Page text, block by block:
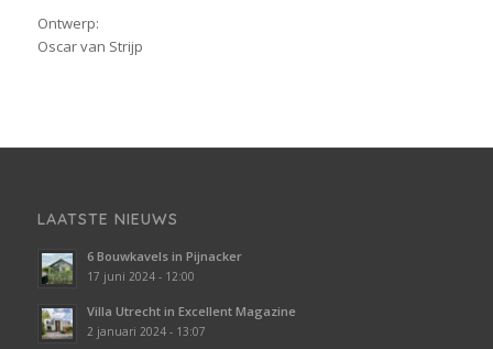
Ontwerp:
Oscar van Strijp
LAATSTE NIEUWS
6 Bouwkavels in Pijnacker
17 juni 2024 - 12:00
Villa Utrecht in Excellent Magazine
2 januari 2024 - 13:07